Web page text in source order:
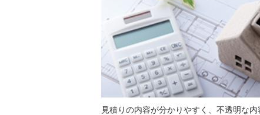
見積りの内容が分かりやすく、不透明な内